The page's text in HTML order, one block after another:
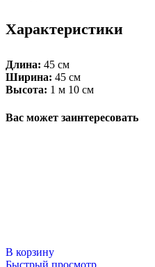
Характеристики
Длина: 45 см
Ширина: 45 см
Высота: 1 м 10 см
Вас может заинтересовать
В корзину
Быстрый просмотр